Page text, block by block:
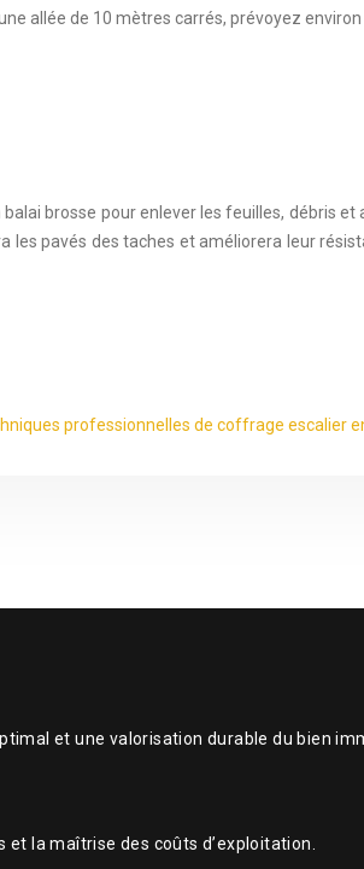
allée de 10 mètres carrés, prévoyez environ
brosse pour enlever les feuilles, débris
pavés des taches et améliorera leur
professionnelles de coffrage escalier
et une valorisation durable du bien
la maîtrise des coûts d’exploitation.